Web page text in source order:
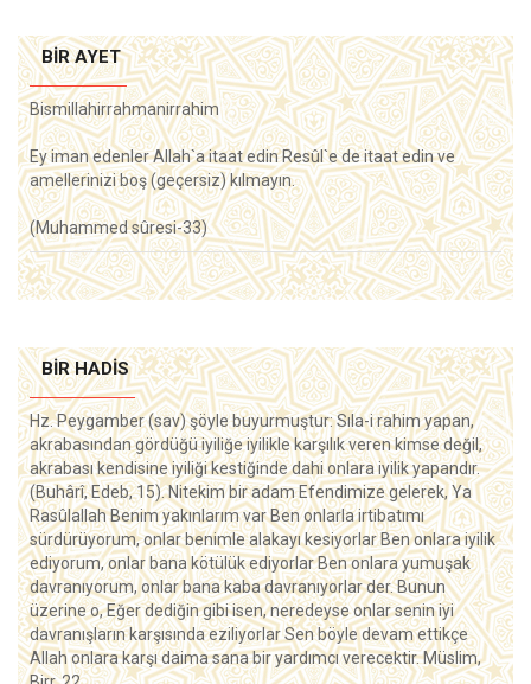
BIR AYET
Bismillahirrahmanirrahim
Ey iman edenler Allah`a itaat edin Resûl`e de itaat edin ve
amellerinizi boş (geçersiz) kılmayın.
(Muhammed sûresi-33)
BIR HADIS
Hz. Peygamber (sav) şöyle buyurmuştur: Sıla-i rahim yapan,
akrabasından gördüğü iyiliğe iyilikle karşılık veren kimse değil,
akrabası kendisine iyiliği kestiğinde dahi onlara iyilik yapandır.
(Buhârî, Edeb, 15). Nitekim bir adam Efendimize gelerek, Ya
Rasûlallah Benim yakınlarım var Ben onlarla irtibatımı
sürdürüyorum, onlar benimle alakayı kesiyorlar Ben onlara iyilik
ediyorum, onlar bana kötülük ediyorlar Ben onlara yumuşak
davranıyorum, onlar bana kaba davranıyorlar der. Bunun
üzerine o, Eğer dediğin gibi isen, neredeyse onlar senin iyi
davranışların karşısında eziliyorlar Sen böyle devam ettikçe
Allah onlara karşı daima sana bir yardımcı verecektir. Müslim,